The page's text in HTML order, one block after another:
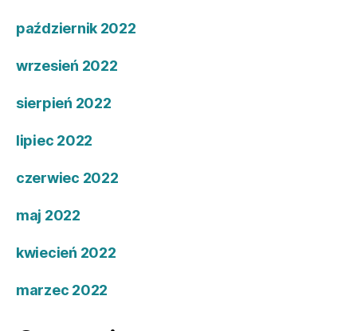
październik 2022
wrzesień 2022
sierpień 2022
lipiec 2022
czerwiec 2022
maj 2022
kwiecień 2022
marzec 2022